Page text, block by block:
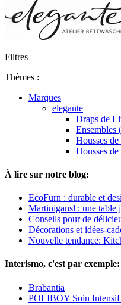
Filtres
Thèmes :
Marques
elegante
Draps de
Ensembles
Housses
Housses
À lire sur notre blog:
EcoFurn : durable et
Martinigansl : une table
Conseils pour de
Décorations et idées-
Nouvelle tendance:
Interismo, c'est par exemple:
Brabantia
POLIBOY Soin